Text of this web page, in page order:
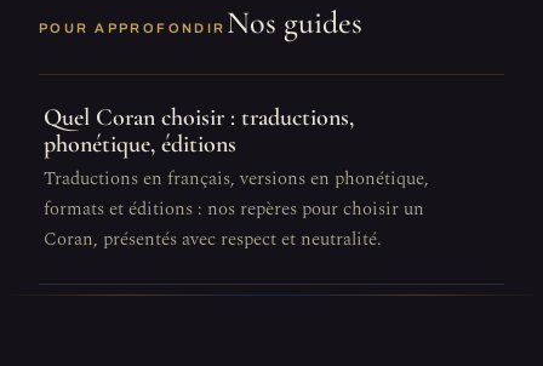
POUR APPROFONDIR Nos guides
Quel Coran choisir : traductions,
phonétique, éditions
Traductions en français, versions en phonétique,
formats et éditions : nos repères pour choisir un
Coran, présentés avec respect et neutralité.